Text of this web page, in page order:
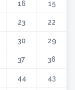
15
16
22
23
29
30
36
37
43
44